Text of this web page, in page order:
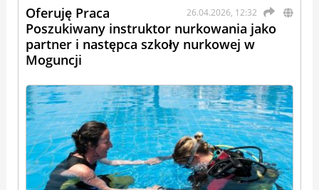
26.04.2026, 12:32
Oferuję Praca
Poszukiwany instruktor nurkowania jako
partner i następca szkoły nurkowej w
Moguncji